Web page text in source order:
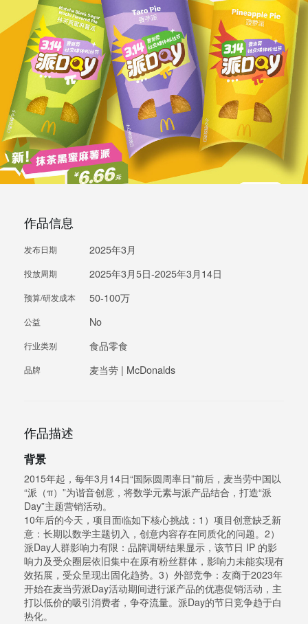
作品信息
发布日期 2025年3月
投放周期 2025年3月5日-2025年3月14日
预算/研发成本 50-100万
公益 No
行业类别 食品零食
品牌 麦当劳 | McDonalds
作品描述
背景
2015年起，每年3月14日“国际圆周率日”前后，麦当劳中国以
“派（π）”为谐音创意，将数学元素与派产品结合，打造“派
Day”主题营销活动。
10年后的今天，项目面临如下核心挑战：1）项目创意缺乏新
意：长期以数学主题切入，创意内容存在同质化的问题。2）
派Day人群影响力有限：品牌调研结果显示，该节日 IP 的影
响力及受众圈层依旧集中在原有粉丝群体，影响力未能实现有
效拓展，受众呈现出固化趋势。3）外部竞争：友商于2023年
开始在麦当劳派Day活动期间进行派产品的优惠促销活动，主
打以低价的吸引消费者，争夺流量。派Day的节日竞争趋于白
热化。